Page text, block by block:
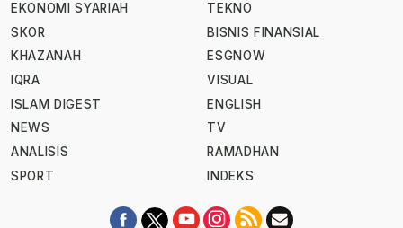
EKONOMI SYARIAH
SKOR
KHAZANAH
IQRA
ISLAM DIGEST
NEWS
ANALISIS
SPORT
TEKNO
BISNIS FINANSIAL
ESGNOW
VISUAL
ENGLISH
TV
RAMADHAN
INDEKS